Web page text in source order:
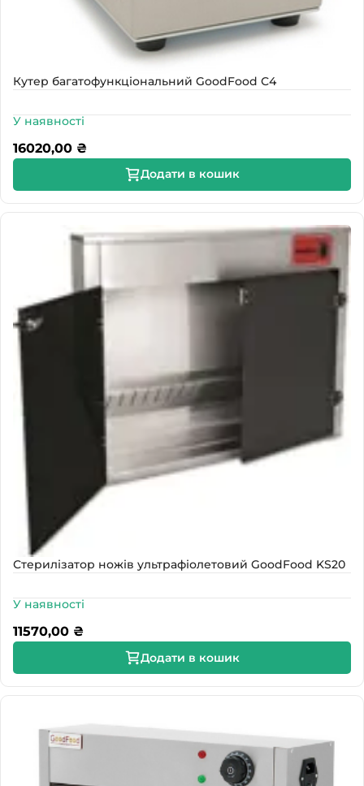
Кутер багатофункціональний GoodFood С4
У наявності
16020,00 ₴
Додати в кошик
Стерилізатор ножів ультрафіолетовий GoodFood KS20
У наявності
11570,00 ₴
Додати в кошик